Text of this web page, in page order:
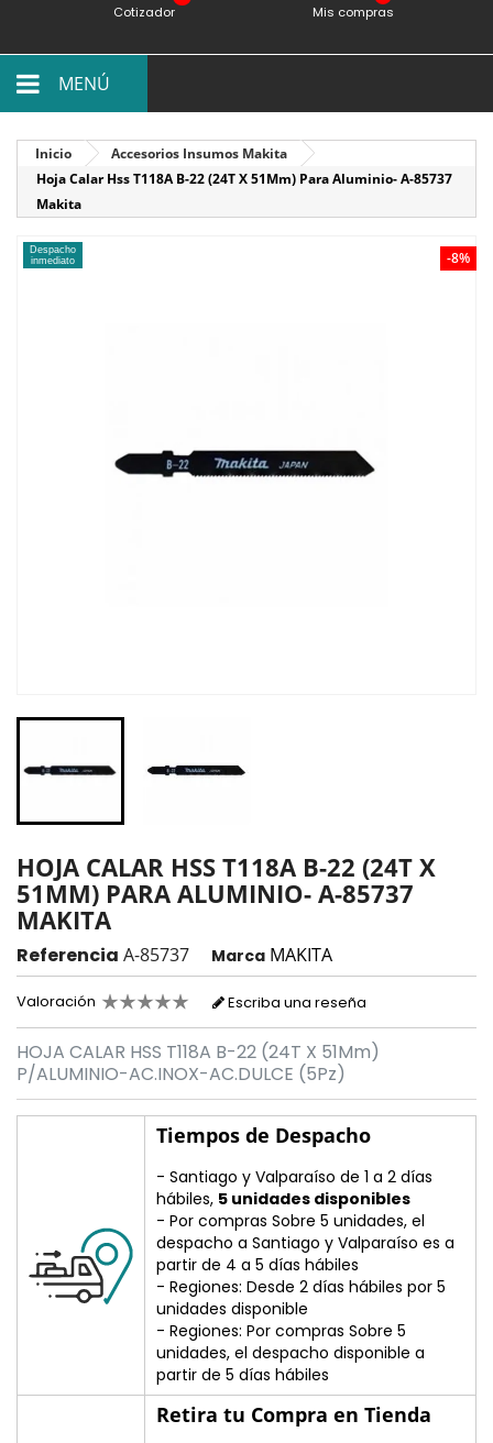
Cotizador Mis compras
MENÚ
Inicio
Accesorios Insumos Makita
Hoja Calar Hss T118A B-22 (24T X 51Mm) Para Aluminio- A-85737
Makita
-8%
Despacho
inmediato
HOJA CALAR HSS T118A B-22 (24T X
51MM) PARA ALUMINIO- A-85737
MAKITA
Referencia A-85737 Marca MAKITA
Valoración Escriba una reseña
HOJA CALAR HSS T118A B-22 (24T X 51Mm)
P/ALUMINIO-AC.INOX-AC.DULCE (5Pz)
Tiempos de Despacho
- Santiago y Valparaíso de 1 a 2 días
hábiles, 5 unidades disponibles
- Por compras Sobre 5 unidades, el
despacho a Santiago y Valparaíso es a
partir de 4 a 5 días hábiles
- Regiones: Desde 2 días hábiles por 5
unidades disponible
- Regiones: Por compras Sobre 5
unidades, el despacho disponible a
partir de 5 días hábiles
Retira tu Compra en Tienda